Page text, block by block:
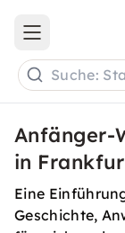
Open main
Suche:
Anfänger-
in
Eine
Geschichte,